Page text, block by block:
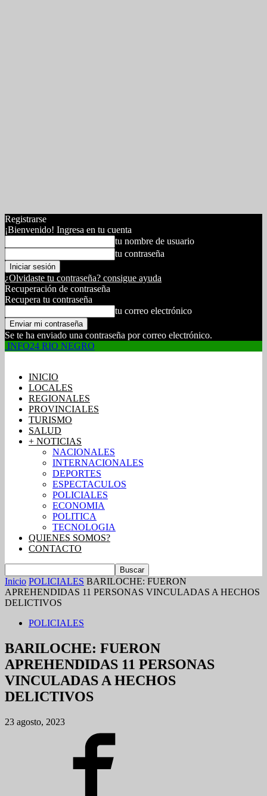
Registrarse
¡Bienvenido! Ingresa en tu cuenta
tu nombre de usuario
tu contraseña
¿Olvidaste tu contraseña? consigue ayuda
Recuperación de contraseña
Recupera tu contraseña
tu correo electrónico
Se te ha enviado una contraseña por correo electrónico.
INFO24 RIO NEGRO
INICIO
LOCALES
REGIONALES
PROVINCIALES
TURISMO
SALUD
+ NOTICIAS
NACIONALES
INTERNACIONALES
DEPORTES
ESPECTACULOS
POLICIALES
ECONOMIA
POLITICA
TECNOLOGIA
QUIENES SOMOS?
CONTACTO
Inicio POLICIALES BARILOCHE: FUERON
APREHENDIDAS 11 PERSONAS VINCULADAS A HECHOS
DELICTIVOS
POLICIALES
BARILOCHE: FUERON
APREHENDIDAS 11 PERSONAS
VINCULADAS A HECHOS
DELICTIVOS
23 agosto, 2023